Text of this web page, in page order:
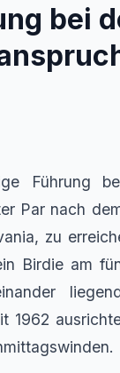
bei
Führung
Par nach
zu
Birdie am
1962